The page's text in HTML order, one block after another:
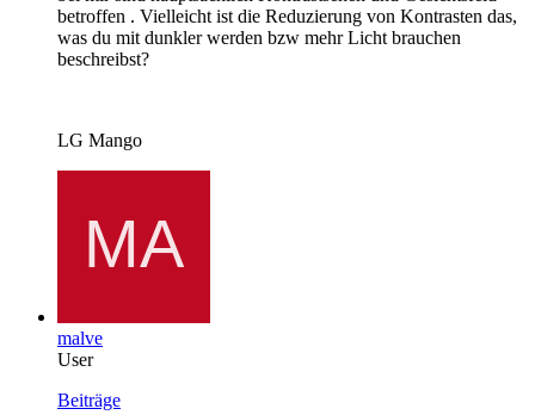
betroffen . Vielleicht ist die Reduzierung von Kontrasten das,
was du mit dunkler werden bzw mehr Licht brauchen
beschreibst?
LG Mango
malve
User
Beiträge